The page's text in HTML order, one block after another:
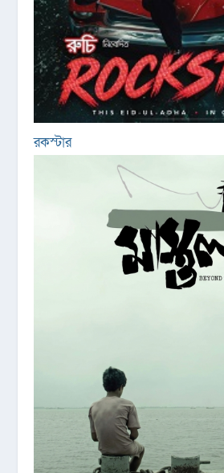
রকস্টার